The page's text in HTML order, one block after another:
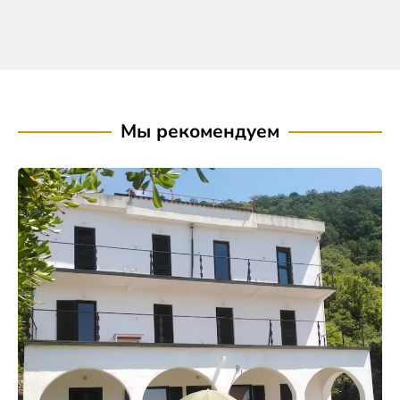
Мы рекомендуем